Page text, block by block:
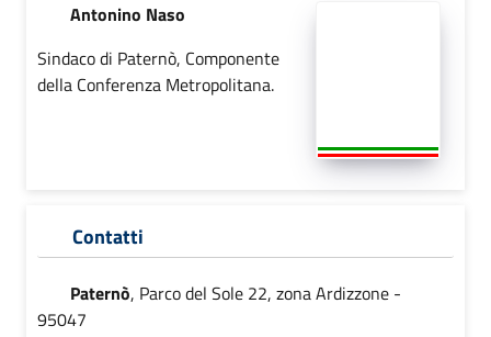
Antonino Naso
Sindaco di Paternò, Componente
della Conferenza Metropolitana.
Contatti
Paternò, Parco del Sole 22, zona Ardizzone -
95047